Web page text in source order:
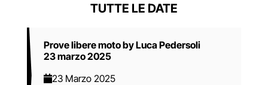
TUTTE LE DATE
Prove libere moto by Luca Pedersoli
23 marzo 2025
23 Marzo 2025